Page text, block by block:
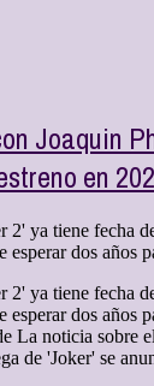
Joaquin
en
2' ya tiene fecha
esperar dos años
2' ya tiene fecha
esperar dos años
La noticia sobre
de 'Joker' se